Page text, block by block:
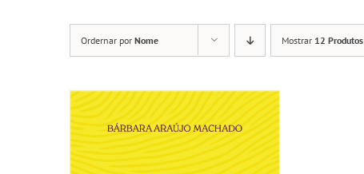
Ordernar por Nome Mostrar 12 Produtos